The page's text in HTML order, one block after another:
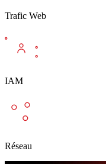
Trafic Web
IAM
Réseau